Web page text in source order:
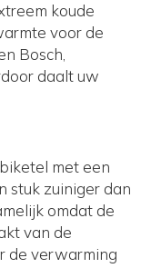
koude
voor de
Bosch,
daalt uw
met een
stuk zuiniger dan
omdat de
van de
de verwarming